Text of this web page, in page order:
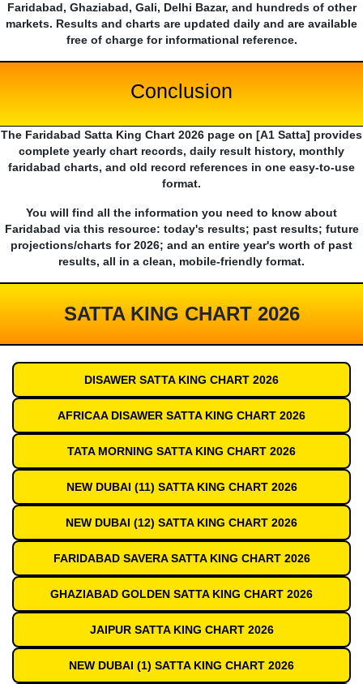
Faridabad, Ghaziabad, Gali, Delhi Bazar, and hundreds of other
markets. Results and charts are updated daily and are available
free of charge for informational reference.
Conclusion
The Faridabad Satta King Chart 2026 page on [A1 Satta] provides
complete yearly chart records, daily result history, monthly
faridabad charts, and old record references in one easy-to-use
format.
You will find all the information you need to know about
Faridabad via this resource: today's results; past results; future
projections/charts for 2026; and an entire year's worth of past
results, all in a clean, mobile-friendly format.
SATTA KING CHART 2026
DISAWER SATTA KING CHART 2026
AFRICAA DISAWER SATTA KING CHART 2026
TATA MORNING SATTA KING CHART 2026
NEW DUBAI (11) SATTA KING CHART 2026
NEW DUBAI (12) SATTA KING CHART 2026
FARIDABAD SAVERA SATTA KING CHART 2026
GHAZIABAD GOLDEN SATTA KING CHART 2026
JAIPUR SATTA KING CHART 2026
NEW DUBAI (1) SATTA KING CHART 2026